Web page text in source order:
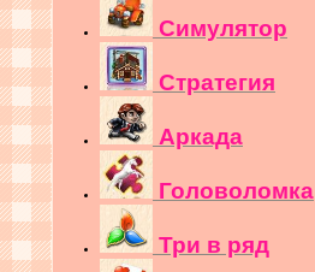
Симулятор
Стратегия
Аркада
Головоломка
Три в ряд